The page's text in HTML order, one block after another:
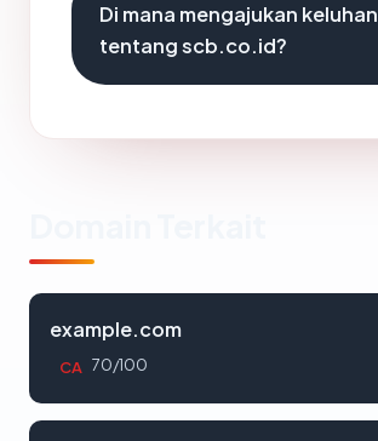
Di mana mengajukan keluhan
tentang scb.co.id?
example.com
CA 70/100